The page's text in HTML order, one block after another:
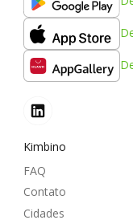
Kimbino
FAQ
Contato
Cidades